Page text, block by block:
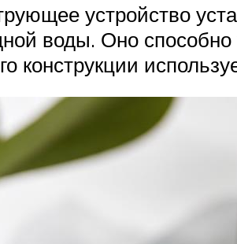
устройство
воды. Оно
конструкции